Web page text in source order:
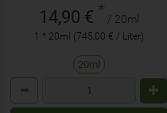
14,90 € * / 20ml
1 * 20ml (745,00 € / Liter)
20ml